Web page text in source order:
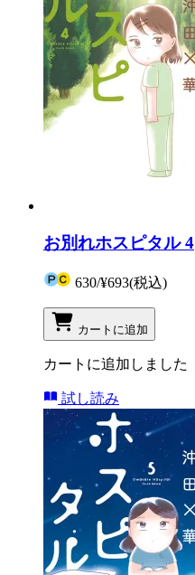
お別れホスピタル 4
630/¥693(税込)
カートに追加
カートに追加しました
試し読み